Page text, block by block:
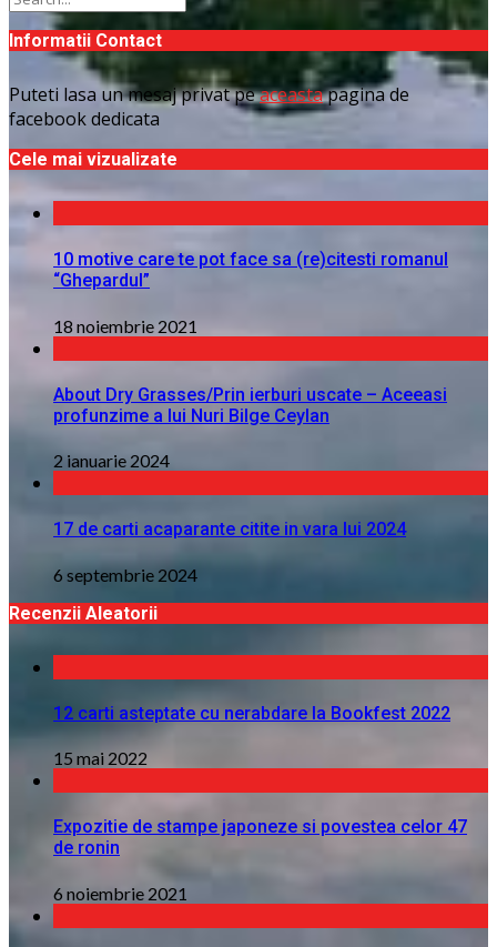
Informatii Contact
Puteti lasa un mesaj privat peaceastapagina de
facebook dedicata
Cele mai vizualizate
10 motive care te pot face sa (re)citesti romanul
“Ghepardul”
18 noiembrie 2021
About Dry Grasses/Prin ierburi uscate – Aceeasi
profunzime a lui Nuri Bilge Ceylan
2 ianuarie 2024
17 de carti acaparante citite in vara lui 2024
6 septembrie 2024
Recenzii Aleatorii
12 carti asteptate cu nerabdare la Bookfest 2022
15 mai 2022
Expozitie de stampe japoneze si povestea celor 47
de ronin
6 noiembrie 2021